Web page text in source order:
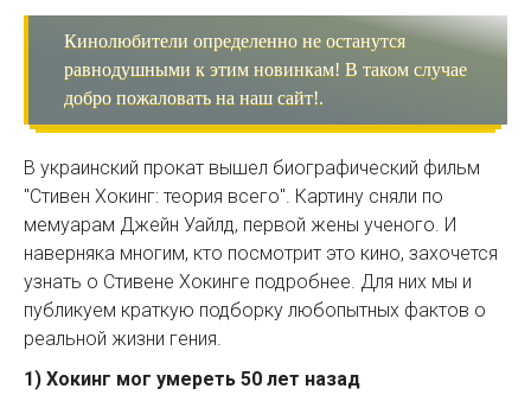
Кинолюбители определенно не останутся
равнодушными к этим новинкам! В таком случае
добро пожаловать на наш сайт!.
В украинский прокат вышел биографический фильм
"Стивен Хокинг: теория всего". Картину сняли по
мемуарам Джейн Уайлд, первой жены ученого. И
наверняка многим, кто посмотрит это кино, захочется
узнать о Стивене Хокинге подробнее. Для них мы и
публикуем краткую подборку любопытных фактов о
реальной жизни гения.
1) Хокинг мог умереть 50 лет назад